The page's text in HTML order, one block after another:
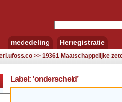
mededeling Herregistratie
>> 19361 Maatschappelijke
Label: 'onderscheid’